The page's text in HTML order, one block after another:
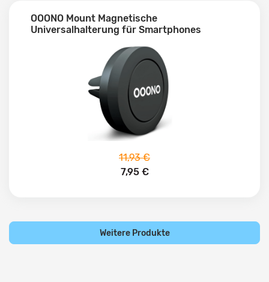
OOONO Mount Magnetische
Universalhalterung für Smartphones
11,93 €
7,95 €
Weitere Produkte